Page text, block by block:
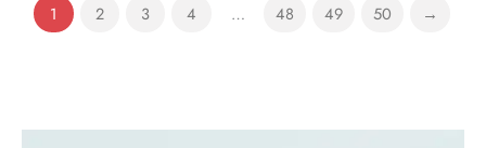
1 2 3 4 … 48 49 50 →